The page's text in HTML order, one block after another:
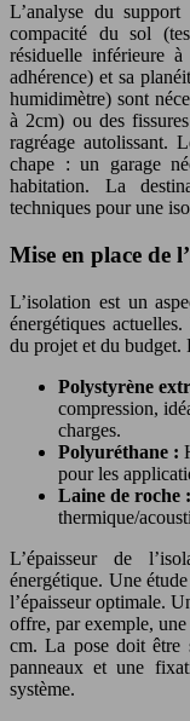
L’analyse du
compacité du sol
résiduelle inférieure
adhérence) et sa
humidimètre) sont
à 2cm) ou des
ragréage autolissant.
chape : un garage
habitation. La
techniques pour une
Mise en place de
L’isolation est un
énergétiques
du projet et du budget.
Polystyrène
compression,
charges.
Polyuréthane :
pour les
Laine de roche :
thermique/
L’épaisseur de
énergétique. Une
l’épaisseur optimale.
offre, par exemple,
cm. La pose doit être
panneaux et une
système.